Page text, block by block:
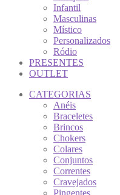
Infantil
Masculinas
Místico
Personalizados
Ródio
PRESENTES
OUTLET
CATEGORIAS
Anéis
Braceletes
Brincos
Chokers
Colares
Conjuntos
Correntes
Cravejados
Pingentes